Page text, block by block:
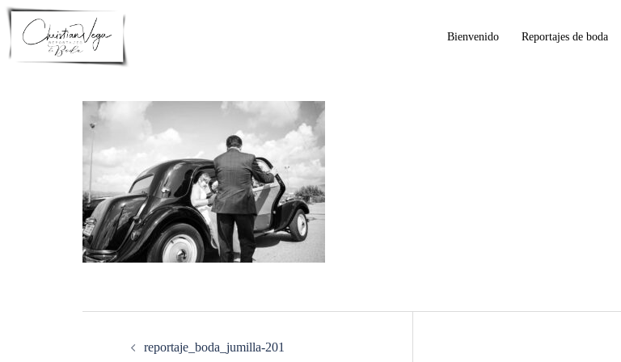
Saltar
al
contenido
Bienvenido Reportajes de boda
reportaje_boda_jumilla-201